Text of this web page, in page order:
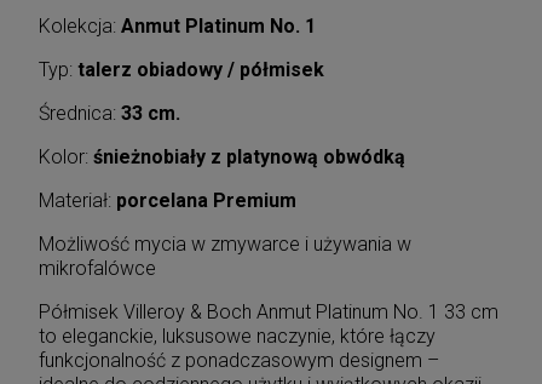
Kolekcja: Anmut Platinum No. 1
Typ: talerz obiadowy / półmisek
Średnica: 33 cm.
Kolor: śnieżnobiały z platynową obwódką
Materiał: porcelana Premium
Możliwość mycia w zmywarce i używania w
mikrofalówce
Półmisek Villeroy & Boch Anmut Platinum No. 1 33 cm
to eleganckie, luksusowe naczynie, które łączy
funkcjonalność z ponadczasowym designem –